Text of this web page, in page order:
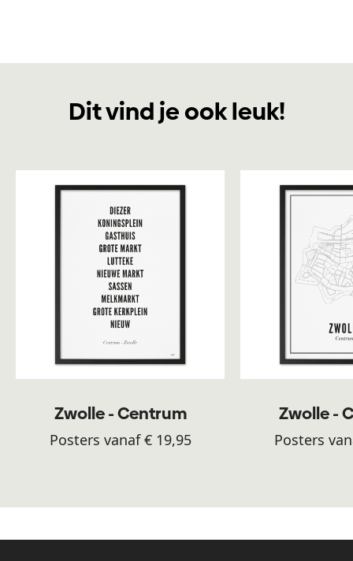
Dit vind je ook leuk!
Zwolle - Centrum
Posters vanaf € 19,95
Zwolle -
Posters